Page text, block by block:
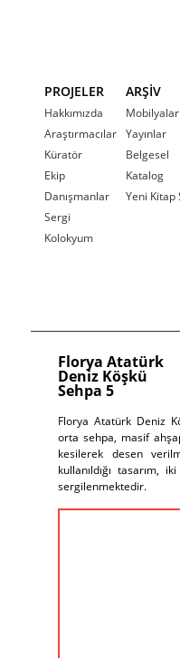
PROJELER
Hakkımızda
Araştırmacılar
Küratör
Ekip
Danışmanlar
Sergi
Kolokyum
ARŞİV
Mobilyalar
Yayınlar
Belgesel
Katalog
Yeni Kitap
Florya Atatürk
Deniz Köşkü
Sehpa 5
Florya Atatürk Deniz
orta sehpa, masif
kesilerek desen
kullanıldığı tasarım,
sergilenmektedir.